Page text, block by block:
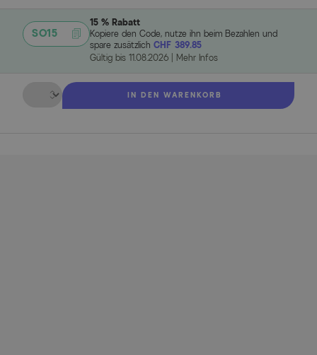
SO15
15 % Rabatt
Kopiere den Code, nutze ihn beim Bezahlen und
spare zusätzlich CHF 389.85
Gültig bis 11.08.2026 Mehr Infos
Menge
IN DEN WARENKORB